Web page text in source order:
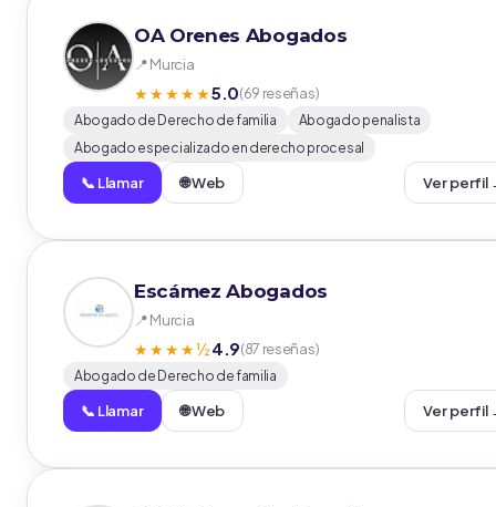
OA Orenes Abogados
📍 Murcia
★★★★★5.0(69 reseñas)
Abogado de Derecho de familia
Abogado penalista
Abogado especializado en derecho procesal
📞 Llamar 🌐 Web Ver perfil
Escámez Abogados
📍 Murcia
★★★★½4.9(87 reseñas)
Abogado de Derecho de familia
📞 Llamar 🌐 Web Ver perfil